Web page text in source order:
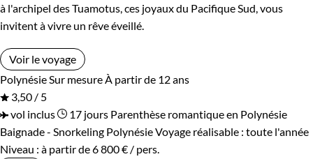
à l'archipel des Tuamotus, ces joyaux du Pacifique Sud, vous
invitent à vivre un rêve éveillé.
Voir le voyage
Polynésie Sur mesure À partir de 12 ans
3,50 / 5
vol inclus
17 jours Parenthèse romantique en Polynésie
Baignade - Snorkeling PolynésieVoyage réalisable : toute l'année
Niveau : à partir de6 800 € / pers.